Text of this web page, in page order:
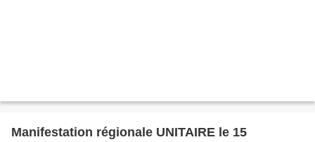
Manifestation régionale UNITAIRE le 15